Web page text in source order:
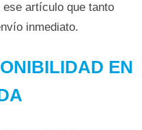
artículo que tanto
inmediato.
EN